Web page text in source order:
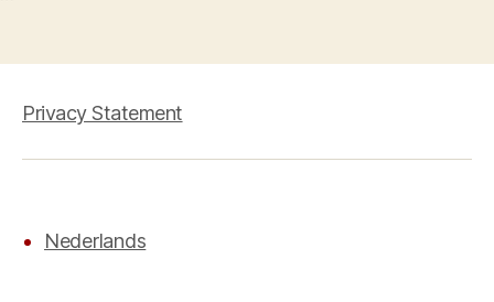
Privacy Statement
Nederlands